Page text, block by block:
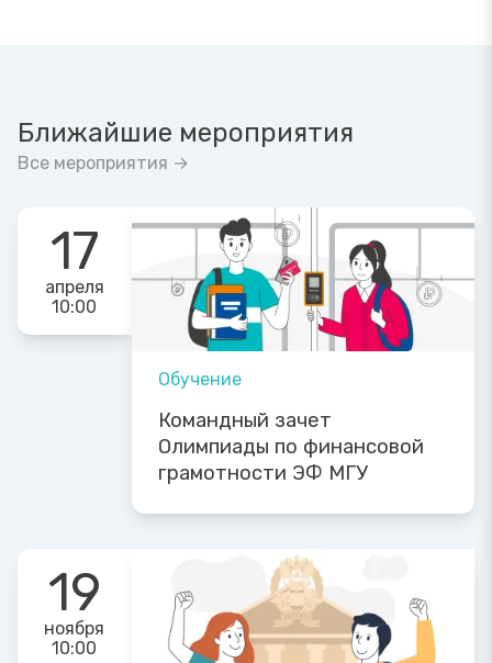
Ближайшие мероприятия
Все мероприятия →
17
апреля
10:00
Обучение
Командный зачет
Олимпиады по финансовой
грамотности ЭФ МГУ
19
ноября
10:00